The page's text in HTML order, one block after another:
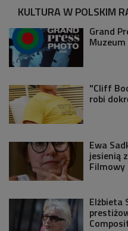
KULTURA W POLSKIM
Grand
"Cliff
robi
Ewa
jesienią
Filmowy
Elżbieta